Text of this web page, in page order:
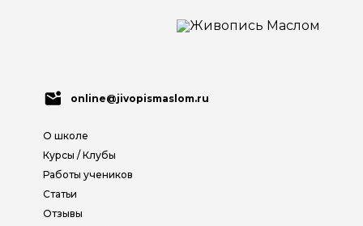
online@jivopismaslom.ru
О школе
Курсы / Клубы
Работы учеников
Статьи
Отзывы